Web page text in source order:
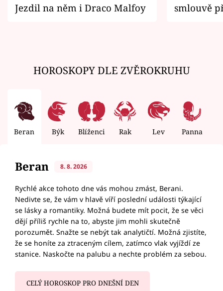
Jezdil na něm i Draco Malfoy
smlouvě
HOROSKOPY DLE ZVĚROKRUHU
Beran Býk Blíženci Rak Lev Panna
Beran 8. 8. 2026
Rychlé akce tohoto dne vás mohou zmást, Berani.
Nedivte se, že vám v hlavě víří poslední události týkající
se lásky a romantiky. Možná budete mít pocit, že se věci
dějí příliš rychle na to, abyste jim mohli skutečně
porozumět. Snažte se nebýt tak analytičtí. Možná zjistíte,
že se honíte za ztraceným cílem, zatímco vlak vyjíždí ze
stanice. Naskočte na palubu a nechte problém za sebou.
CELÝ HOROSKOP PRO DNEŠNÍ DEN